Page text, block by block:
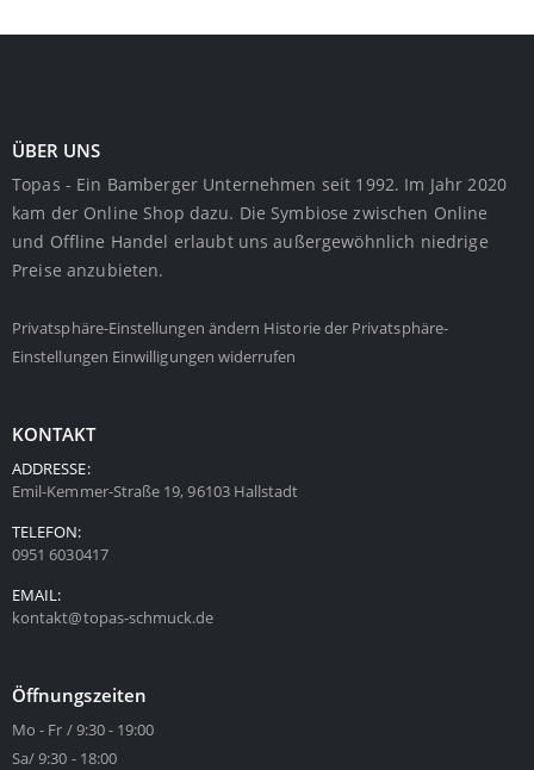
ÜBER UNS
Topas - Ein Bamberger Unternehmen seit 1992. Im Jahr 2020
kam der Online Shop dazu. Die Symbiose zwischen Online
und Offline Handel erlaubt uns außergewöhnlich niedrige
Preise anzubieten.
Privatsphäre-Einstellungen ändern Historie der Privatsphäre-
Einstellungen Einwilligungen widerrufen
KONTAKT
ADDRESSE:
Emil-Kemmer-Straße 19, 96103 Hallstadt
TELEFON:
0951 6030417
EMAIL:
kontakt@topas-schmuck.de
Öffnungszeiten
Mo - Fr / 9:30 - 19:00
Sa/ 9:30 - 18:00